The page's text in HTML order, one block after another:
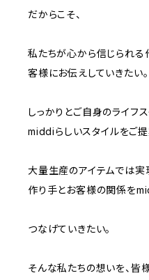
だからこそ、
私たちが心から信じられる
客様にお伝えしていきたい。
しっかりとご自身のライフ
middiらしいスタイルをご提
大量生産のアイテムでは実
作り手とお客様の関係を
つなげていきたい。
そんな私たちの想いを、皆